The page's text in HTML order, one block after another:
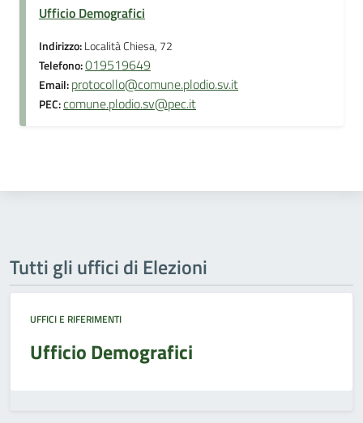
Ufficio Demografici
Indirizzo:Località Chiesa, 72
Telefono:019519649
Email:protocollo@comune.plodio.sv.it
PEC:comune.plodio.sv@pec.it
Tutti gli uffici di Elezioni
UFFICI E RIFERIMENTI
Ufficio Demografici